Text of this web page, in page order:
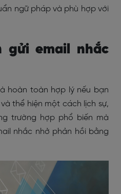
ngữ pháp và phù hợp với
gửi email nhắc
hoàn toàn hợp lý nếu bạn
thể hiện một cách lịch sự,
trường hợp phổ biến mà
nhắc nhở phản hồi bằng